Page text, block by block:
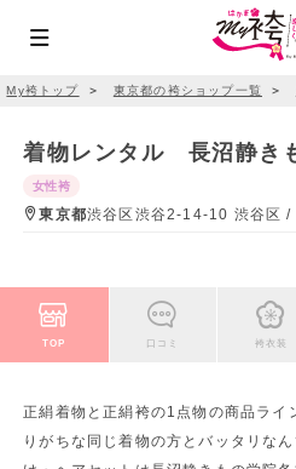
My袴トップ ＞ 東京都の袴ショップ一覧 ＞
着物レンタル 長沼静き
女性袴
東京都渋谷区渋谷2-14-10 渋谷区 /
TOP 口コミ 袴衣装
正絹着物と正絹袴の1点物の商品ライ
りがちな同じ着物の方とバッタリな